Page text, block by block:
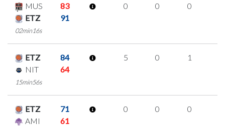
MUS
83
ETZ
91
02min16s
0 0 0
ETZ
84
NIT
64
15min56s
5 0 1
ETZ
71
AMI
61
0 0 0